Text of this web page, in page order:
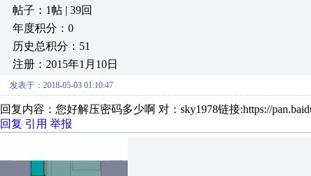
帖子：1帖 | 39回
年度积分：0
历史总积分：51
注册：2015年1月10日
发表于：2018-05-03 01:10:47
回复内容：您好解压密码多少啊 对：sky1978链接:https://
回复 引用 举报